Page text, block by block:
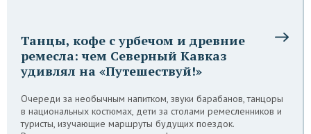
Танцы, кофе с урбечом и древние
ремесла: чем Северный Кавказ
удивлял на «Путешествуй!»
Очереди за необычным напитком, звуки барабанов, танцоры
в национальных костюмах, дети за столами ремесленников и
туристы, изучающие маршруты будущих поездок.